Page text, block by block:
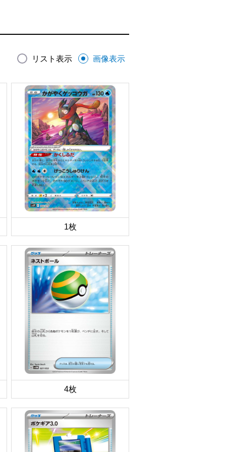
リスト表示 画像表示
1枚
4枚